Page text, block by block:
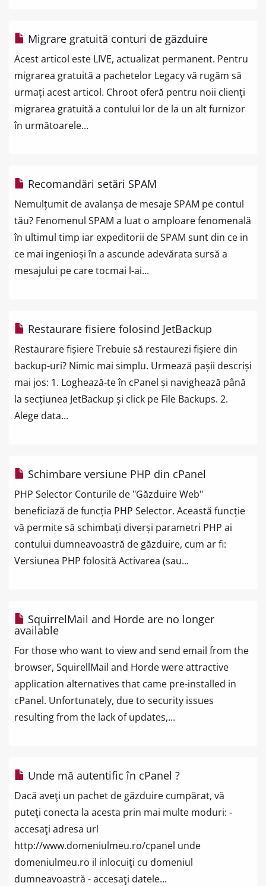
Migrare gratuită conturi de găzduire
Acest articol este LIVE, actualizat permanent. Pentru
migrarea gratuită a pachetelor Legacy vă rugăm să
urmați acest articol. Chroot oferă pentru noii clienți
migrarea gratuită a contului lor de la un alt furnizor
în următoarele...
Recomandări setări SPAM
Nemulțumit de avalanșa de mesaje SPAM pe contul
tău? Fenomenul SPAM a luat o amploare fenomenală
în ultimul timp iar expeditorii de SPAM sunt din ce in
ce mai ingenioși în a ascunde adevărata sursă a
mesajului pe care tocmai l-ai...
Restaurare fisiere folosind JetBackup
Restaurare fișiere Trebuie să restaurezi fișiere din
backup-uri? Nimic mai simplu. Urmează pașii descriși
mai jos: 1. Loghează-te în cPanel și navighează până
la secțiunea JetBackup și click pe File Backups. 2.
Alege data...
Schimbare versiune PHP din cPanel
PHP Selector Conturile de "Găzduire Web"
beneficiază de funcția PHP Selector. Această funcție
vă permite să schimbați diverși parametri PHP ai
contului dumneavoastră de găzduire, cum ar fi:
Versiunea PHP folosită Activarea (sau...
SquirrelMail and Horde are no longer
available
For those who want to view and send email from the
browser, SquirellMail and Horde were attractive
application alternatives that came pre-installed in
cPanel. Unfortunately, due to security issues
resulting from the lack of updates,...
Unde mă autentific în cPanel ?
Dacă aveţi un pachet de găzduire cumpărat, vă
puteţi conecta la acesta prin mai multe moduri: -
accesaţi adresa url
http://www.domeniulmeu.ro/cpanel unde
domeniulmeu.ro il inlocuiţi cu domeniul
dumneavoastră - accesaţi datele...